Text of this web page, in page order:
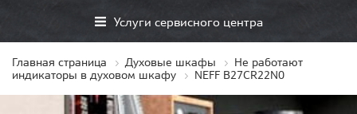
Услуги сервисного центра
Главная страница Духовые шкафы
Не работают
индикаторы в духовом шкафу
NEFF B27CR22N0